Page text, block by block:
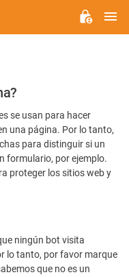
se usan para hacer
una página. Por lo tanto,
para distinguir si un
formulario, por ejemplo.
proteger los sitios web y
ningún bot visita
lo tanto, por favor marque
que no es un